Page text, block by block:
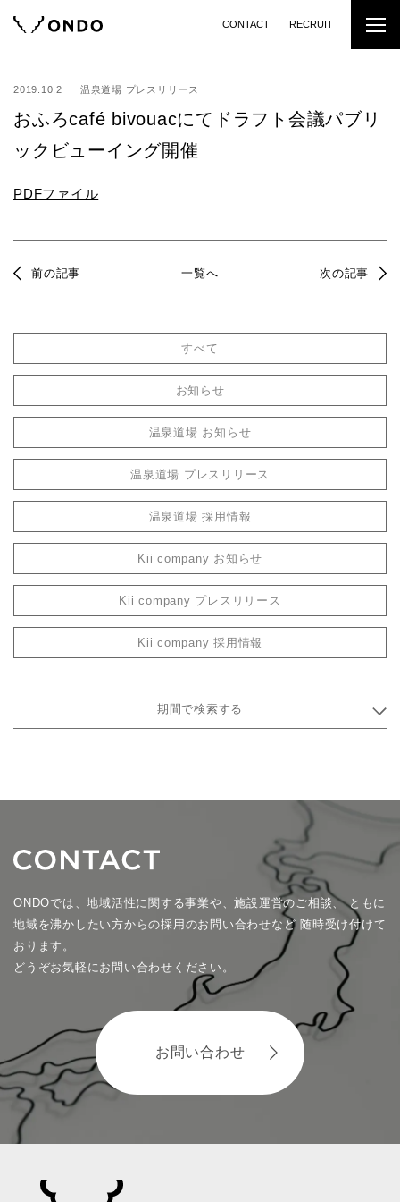
CONTACT RECRUIT
2019.10.2 温泉道場 プレスリリース
おふろcafé bivouacにてドラフト会議パブリ
ックビューイング開催
PDFファイル
前の記事 一覧へ 次の記事
すべて
お知らせ
温泉道場 お知らせ
温泉道場 プレスリリース
温泉道場 採用情報
Kii company お知らせ
Kii company プレスリリース
Kii company 採用情報
期間で検索する
ONDOでは、地域活性に関する事業や、施設運営のご相談、ともに
地域を沸かしたい方からの採用のお問い合わせなど 随時受け付けて
おります。
どうぞお気軽にお問い合わせください。
お問い合わせ